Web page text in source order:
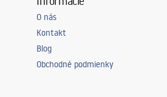
O nás
Kontakt
Blog
Obchodné podmienky